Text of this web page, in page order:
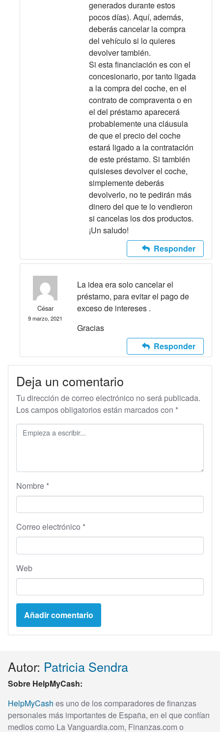
generados durante estos
pocos días). Aquí, además,
deberás cancelar la compra
del vehículo si lo quieres
devolver también.
Si esta financiación es con el
concesionario, por tanto ligada
a la compra del coche, en el
contrato de compraventa o en
el del préstamo aparecerá
probablemente una cláusula
de que el precio del coche
estará ligado a la contratación
de este préstamo. Si también
quisieses devolver el coche,
simplemente deberás
devolverlo, no te pedirán más
dinero del que te lo vendieron
si cancelas los dos productos.
¡Un saludo!
Responder
César
9 marzo, 2021
La idea era solo cancelar el
préstamo, para evitar el pago de
exceso de intereses .
Gracias
Responder
Deja un comentario
Tu dirección de correo electrónico no será publicada.
Los campos obligatorios están marcados con *
Nombre *
Correo electrónico *
Web
Autor: Patricia Sendra
Sobre HelpMyCash:
HelpMyCash es uno de los comparadores de finanzas
personales más importantes de España, en el que confían
medios como La Vanguardia.com, Finanzas.com o